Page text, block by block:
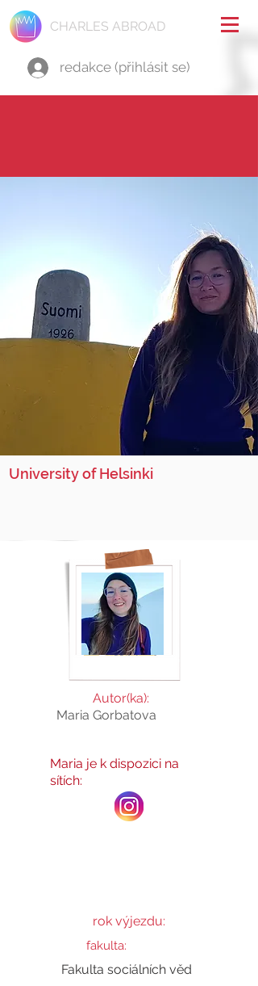
CHARLES ABROAD
redakce (přihlásit se)
University of Helsinki
Autor(ka):
Maria Gorbatova
Maria je k dispozici na
sítích:
rok výjezdu:
fakulta:
Fakulta sociálních věd